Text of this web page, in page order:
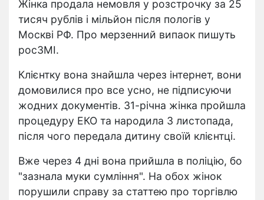
Жінка продала немовля у розстрочку за 25
тисяч рублів і мільйон після пологів у
Москві РФ. Про мерзенний випаок пишуть
росЗМІ.
Клієнтку вона знайшла через інтернет, вони
домовилися про все усно, не підписуючи
жодних документів. 31-річна жінка пройшла
процедуру ЕКО та народила 3 листопада,
після чого передала дитину своїй клієнтці.
Вже через 4 дні вона прийшла в поліцію, бо
"зазнала муки сумління". На обох жінок
порушили справу за статтею про торгівлю